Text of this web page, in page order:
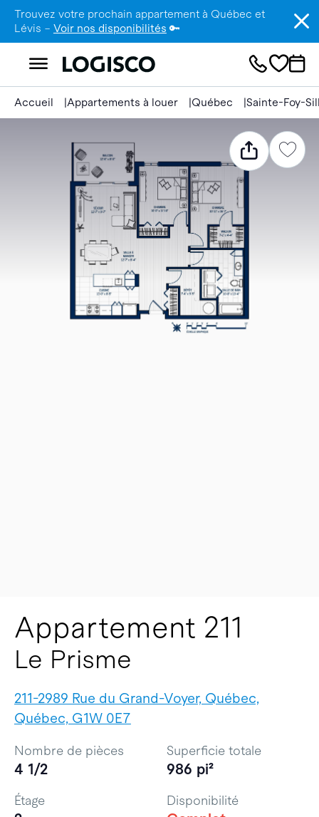
Trouvez votre prochain appartement à Québec et
Lévis – Voir nos disponibilités 🔑
Accueil Appartements à louer Québec Sainte-Foy-
Appartement 211
Le Prisme
211-2989 Rue du Grand-Voyer, Québec,
Québec, G1W 0E7
Nombre de pièces
4 1/2
Superficie totale
986 pi²
Étage Disponibilité